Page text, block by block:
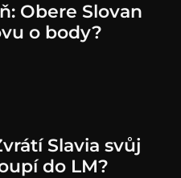
Obere Slovan
o body?
Slavia svůj
do LM?